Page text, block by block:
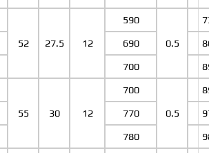
52 27.5 12
590
0.5
690
700
55 30 12
700
0.5
770
780